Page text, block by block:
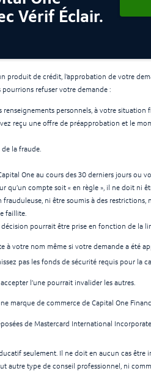
Vérif Éclair.
produit de crédit, l’approbation de votre
pourrions refuser votre demande :
personnels, à votre situation
reçu une offre de préapprobation et le
la fraude.
One au cours des 30 derniers jours ou
qu’un compte soit « en règle », il ne doit ni
ni être soumis à des restrictions,
faillite.
pourrait être prise en fonction de la
à votre nom même si votre demande a été
pas les fonds de sécurité requis pour la
l’une pourrait invalider les autres.
marque de commerce de Capital One
de Mastercard International
seulement. Il ne doit en aucun cas être
autre type de conseil professionnel, ni